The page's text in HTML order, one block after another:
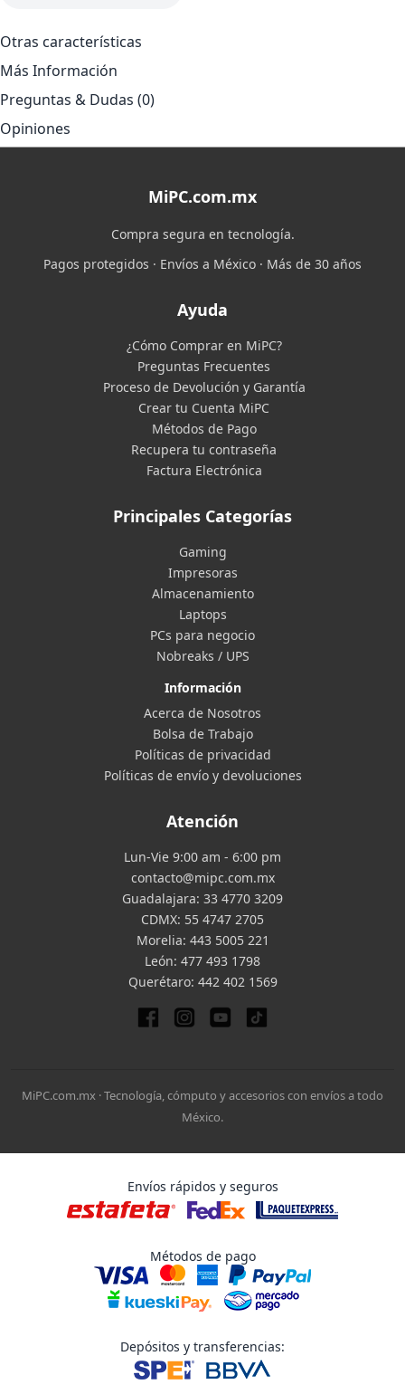
Otras características
Más Información
Preguntas & Dudas (0)
Opiniones
MiPC.com.mx
Compra segura en tecnología.
Pagos protegidos · Envíos a México · Más de 30 años
Ayuda
¿Cómo Comprar en MiPC?
Preguntas Frecuentes
Proceso de Devolución y Garantía
Crear tu Cuenta MiPC
Métodos de Pago
Recupera tu contraseña
Factura Electrónica
Principales Categorías
Gaming
Impresoras
Almacenamiento
Laptops
PCs para negocio
Nobreaks / UPS
Información
Acerca de Nosotros
Bolsa de Trabajo
Políticas de privacidad
Políticas de envío y devoluciones
Atención
Lun-Vie 9:00 am - 6:00 pm
contacto@mipc.com.mx
Guadalajara: 33 4770 3209
CDMX: 55 4747 2705
Morelia: 443 5005 221
León: 477 493 1798
Querétaro: 442 402 1569
MiPC.com.mx · Tecnología, cómputo y accesorios con envíos a todo
México.
Envíos rápidos y seguros
Métodos de pago
Depósitos y transferencias: